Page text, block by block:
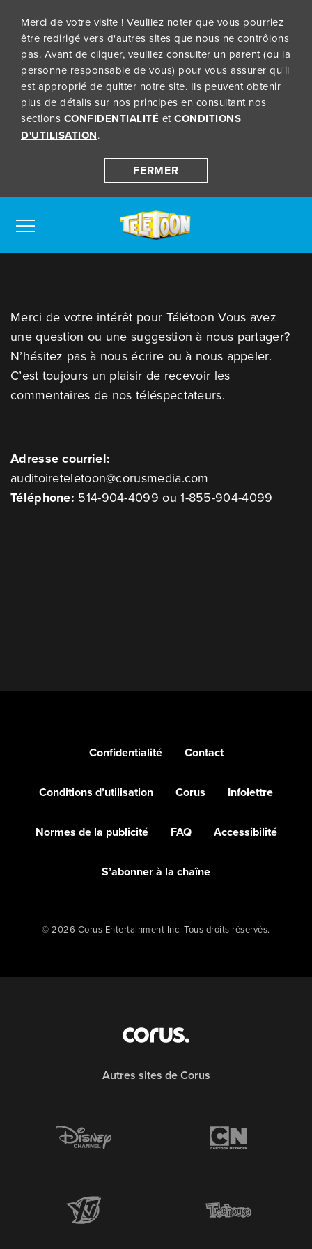
Merci de votre visite ! Veuillez noter que vous pourriez
être redirigé vers d'autres sites que nous ne contrôlons
pas. Avant de cliquer, veuillez consulter un parent (ou la
personne responsable de vous) pour vous assurer qu'il
est approprié de quitter notre site. Ils peuvent obtenir
plus de détails sur nos principes en consultant nos
sections CONFIDENTIALITÉ etCONDITIONS
D'UTILISATION.
Merci de votre intérêt pour Télétoon Vous avez
une question ou une suggestion à nous partager?
N’hésitez pas à nous écrire ou à nous appeler.
C’est toujours un plaisir de recevoir les
commentaires de nos téléspectateurs.
Adresse courriel:
auditoireteletoon@corusmedia.com
Téléphone: 514-904-4099 ou 1-855-904-4099
Confidentialité Contact
Conditions d’utilisation Corus Infolettre
Normes de la publicité FAQ Accessibilité
S’abonner à la chaîne
© 2026 Corus Entertainment Inc. Tous droits réservés.
Autres sites de Corus